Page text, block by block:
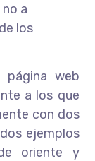
a
los
página web
a los que
con dos
ejemplos
oriente y